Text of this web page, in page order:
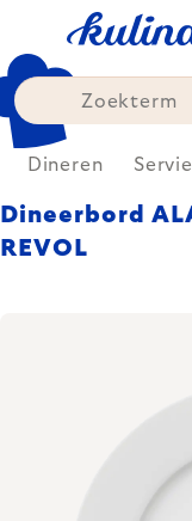
content
Dineren
Dineerbord
REVOL